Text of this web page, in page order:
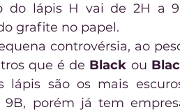
do lápis H vai de 2H a
grafite no papel.
controvérsia, ao
que é de Black ou
lápis são os mais
porém já tem